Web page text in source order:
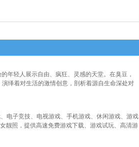
年轻人展示自由、疯狂、灵感的天堂。在臭豆，
绎着对生活的激情创意，剖析着源自生命深处对
电子竞技、电视游戏、手机游戏、休闲游戏、游戏
靓照，提供高速免费游戏下载、游戏试玩、高清游
区。